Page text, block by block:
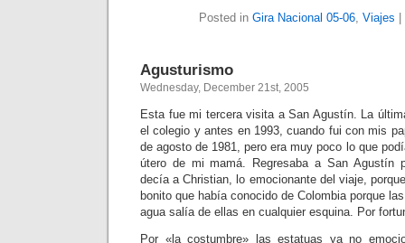
Posted in Gira Nacional 05-06, Viajes
Agusturismo
Wednesday, December 21st, 2005
Esta fue mi tercera visita a San Agustín. La
el colegio y antes en 1993, cuando fui con mis
de agosto de 1981, pero era muy poco lo que
útero de mi mamá. Regresaba a San Agustín
decía a Christian, lo emocionante del viaje,
bonito que había conocido de Colombia porque
agua salía de ellas en cualquier esquina. Por
Por «la costumbre» las estatuas ya no